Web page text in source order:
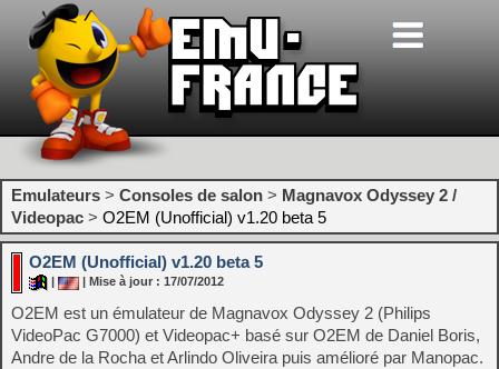
Emulateurs > Consoles de salon > Magnavox Odyssey 2 /
Videopac > O2EM (Unofficial) v1.20 beta 5
O2EM (Unofficial) v1.20 beta 5
| Mise à jour : 17/07/2012
O2EM est un émulateur de Magnavox Odyssey 2 (Philips
VideoPac G7000) et Videopac+ basé sur O2EM de Daniel Boris,
Andre de la Rocha et Arlindo Oliveira puis amélioré par Manopac.